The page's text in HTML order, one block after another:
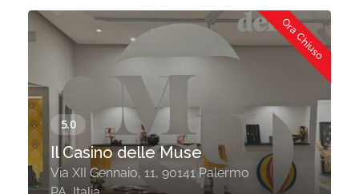
Ora Chiuso
Il Casino delle Muse
Via XII Gennaio, 11, 90141 Palermo